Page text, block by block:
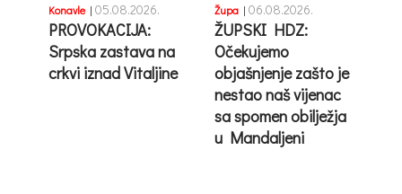
Konavle | 05.08.2026.
PROVOKACIJA:
Srpska zastava na
crkvi iznad Vitaljine
Župa | 06.08.2026.
ŽUPSKI HDZ:
Očekujemo
objašnjenje zašto je
nestao naš vijenac
sa spomen obilježja
u Mandaljeni